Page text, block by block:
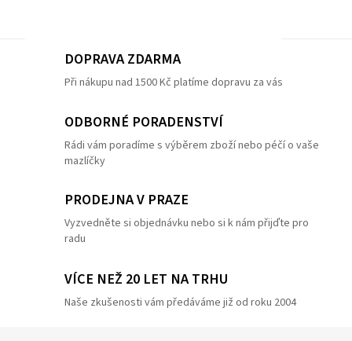
DOPRAVA ZDARMA
Při nákupu nad 1500 Kč platíme dopravu za vás
ODBORNÉ PORADENSTVÍ
Rádi vám poradíme s výběrem zboží nebo péčí o vaše
mazlíčky
PRODEJNA V PRAZE
Vyzvedněte si objednávku nebo si k nám přijďte pro
radu
VÍCE NEŽ 20 LET NA TRHU
Naše zkušenosti vám předáváme již od roku 2004